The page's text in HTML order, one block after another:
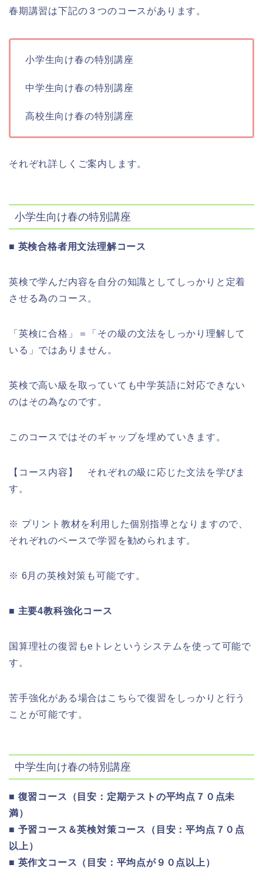
春期講習は下記の３つのコースがあります。
小学生向け春の特別講座
中学生向け春の特別講座
高校生向け春の特別講座
それぞれ詳しくご案内します。
小学生向け春の特別講座
■ 英検合格者用文法理解コース
英検で学んだ内容を自分の知識としてしっかりと定着
させる為のコース。
「英検に合格」＝「その級の文法をしっかり理解して
いる」ではありません。
英検で高い級を取っていても中学英語に対応できない
のはその為なのです。
このコースではそのギャップを埋めていきます。
【コース内容】 それぞれの級に応じた文法を学びま
す。
※ プリント教材を利用した個別指導となりますので、
それぞれのペースで学習を勧められます。
※ 6月の英検対策も可能です。
■ 主要4教科強化コース
国算理社の復習もeトレというシステムを使って可能で
す。
苦手強化がある場合はこちらで復習をしっかりと行う
ことが可能です。
中学生向け春の特別講座
■ 復習コース（目安：定期テストの平均点７０点未
満）
■ 予習コース＆英検対策コース（目安：平均点７０点
以上）
■ 英作文コース（目安：平均点が９０点以上）